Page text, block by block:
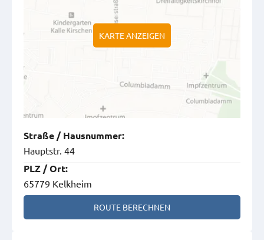
KARTE ANZEIGEN
Straße / Hausnummer:
Hauptstr. 44
PLZ /Ort:
65779 Kelkheim
ROUTE BERECHNEN